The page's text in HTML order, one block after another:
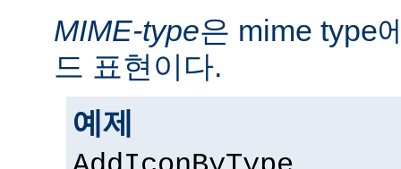
MIME-type은 mime type
드 표현이다.
예제